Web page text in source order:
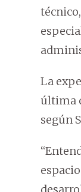
La
última
según